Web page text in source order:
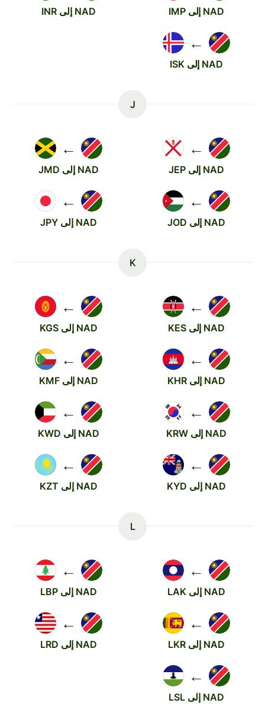
NAD إلى IMP NAD إلى INR
←
NAD إلى ISK
J
←
NAD إلى JEP
←
NAD إلى JMD
←
NAD إلى JOD
←
NAD إلى JPY
K
←
NAD إلى KES
←
NAD إلى KGS
←
NAD إلى KHR
←
NAD إلى KMF
←
NAD إلى KRW
←
NAD إلى KWD
←
NAD إلى KYD
←
NAD إلى KZT
L
←
NAD إلى LAK
←
NAD إلى LBP
←
NAD إلى LKR
←
NAD إلى LRD
←
NAD إلى LSL